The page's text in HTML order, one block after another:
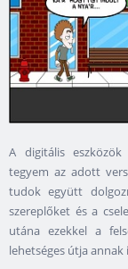
A digitális
tegyem az adott
tudok együtt
szereplőket és a
utána ezekkel a
lehetséges útja annak